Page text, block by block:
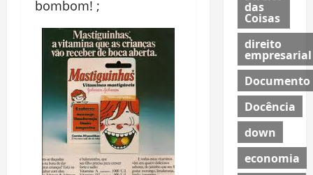
bombom! ;
das
Coisas
direito
empresarial
Documento
Docência
down
economia